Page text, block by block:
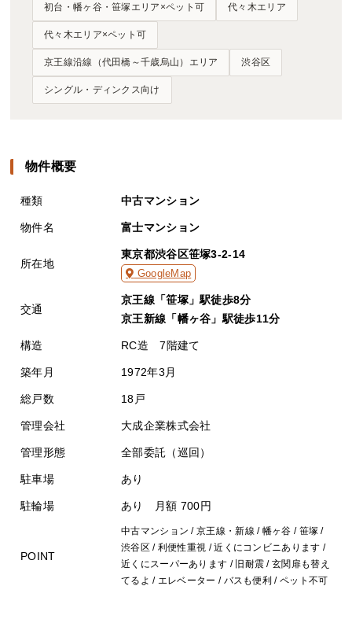
初台・幡ヶ谷・笹塚エリア×ペット可 代々木エリア
代々木エリア×ペット可
京王線沿線（代田橋～千歳烏山）エリア 渋谷区
シングル・ディンクス向け
物件概要
種類 中古マンション
物件名 富士マンション
所在地
東京都渋谷区笹塚3-2-14
GoogleMap
交通
京王線「笹塚」駅徒歩8分
京王新線「幡ヶ谷」駅徒歩11分
構造 RC造 7階建て
築年月 1972年3月
総戸数 18戸
管理会社 大成企業株式会社
管理形態 全部委託（巡回）
駐車場 あり
駐輪場 あり 月額 700円
POINT
中古マンション / 京王線・新線 / 幡ヶ谷 / 笹塚 /
渋谷区 / 利便性重視 / 近くにコンビニあります /
近くにスーパーあります / 旧耐震 / 玄関扉も替え
てるよ / エレベーター / バスも便利 / ペット不可